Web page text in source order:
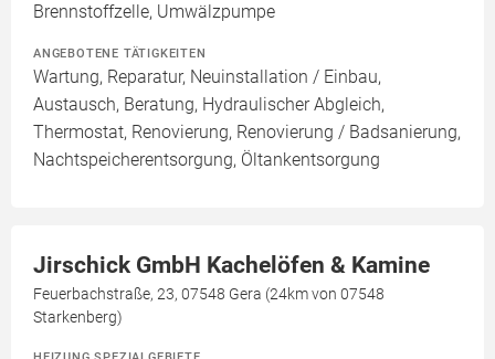
Brennstoffzelle, Umwälzpumpe
ANGEBOTENE TÄTIGKEITEN
Wartung, Reparatur, Neuinstallation / Einbau,
Austausch, Beratung, Hydraulischer Abgleich,
Thermostat, Renovierung, Renovierung / Badsanierung,
Nachtspeicherentsorgung, Öltankentsorgung
Jirschick GmbH Kachelöfen & Kamine
Feuerbachstraße, 23, 07548 Gera (24km von 07548
Starkenberg)